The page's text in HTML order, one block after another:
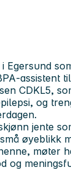
Egersund
CDKL5,
og
jente
øyeblikk
møter
og